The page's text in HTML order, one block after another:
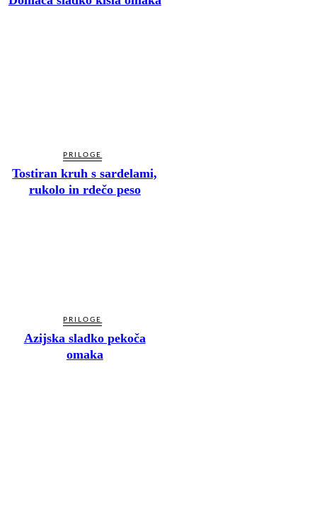
PRILOGE
Tostiran kruh s sardelami,
rukolo in rdečo peso
PRILOGE
Azijska sladko pekoča
omaka